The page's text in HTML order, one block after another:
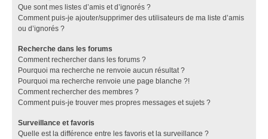
Que sont mes listes d’amis et d’ignorés ?
Comment puis-je ajouter/supprimer des utilisateurs de ma liste d’amis
ou d’ignorés ?
Recherche dans les forums
Comment rechercher dans les forums ?
Pourquoi ma recherche ne renvoie aucun résultat ?
Pourquoi ma recherche renvoie une page blanche ?!
Comment rechercher des membres ?
Comment puis-je trouver mes propres messages et sujets ?
Surveillance et favoris
Quelle est la différence entre les favoris et la surveillance ?